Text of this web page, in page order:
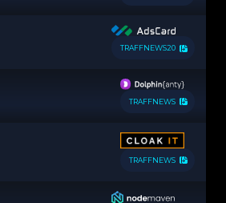
TRAFFNEWS20
TRAFFNEWS
TRAFFNEWS